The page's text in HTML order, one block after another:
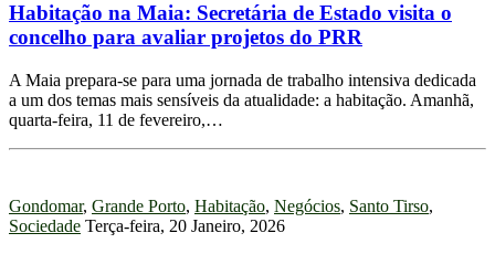
Habitação na Maia: Secretária de Estado visita o
concelho para avaliar projetos do PRR
A Maia prepara-se para uma jornada de trabalho intensiva dedicada
a um dos temas mais sensíveis da atualidade: a habitação. Amanhã,
quarta-feira, 11 de fevereiro,…
Gondomar, Grande Porto, Habitação, Negócios, Santo Tirso,
Sociedade Terça-feira, 20 Janeiro, 2026